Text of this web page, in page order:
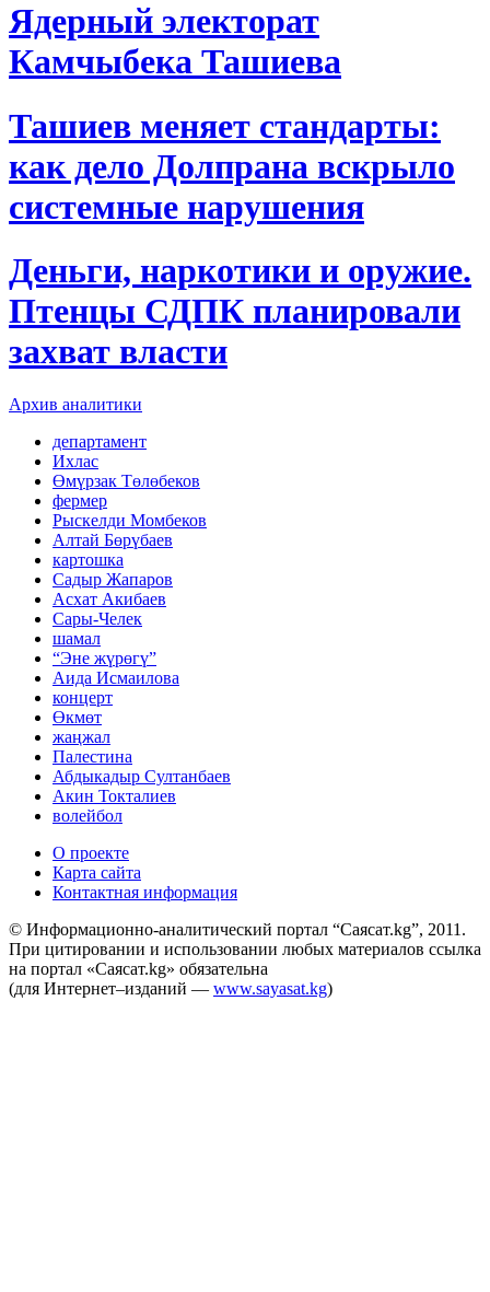
Ядерный электорат
Камчыбека Ташиева
Ташиев меняет стандарты:
как дело Долпрана вскрыло
системные нарушения
Деньги, наркотики и оружие.
Птенцы СДПК планировали
захват власти
Архив аналитики
департамент
Ихлас
Өмүрзак Төлөбеков
фермер
Рыскелди Момбеков
Алтай Бөрүбаев
картошка
Садыр Жапаров
Асхат Акибаев
Сары-Челек
шамал
“Эне жүрөгү”
Аида Исмаилова
концерт
Өкмөт
жаңжал
Палестина
Абдыкадыр Султанбаев
Акин Токталиев
волейбол
О проекте
Карта сайта
Контактная информация
© Информационно-аналитический портал “Саясат.kg”, 2011.
При цитировании и использовании любых материалов ссылка
на портал «Саясат.kg» обязательна
(для Интернет–изданий — www.sayasat.kg)